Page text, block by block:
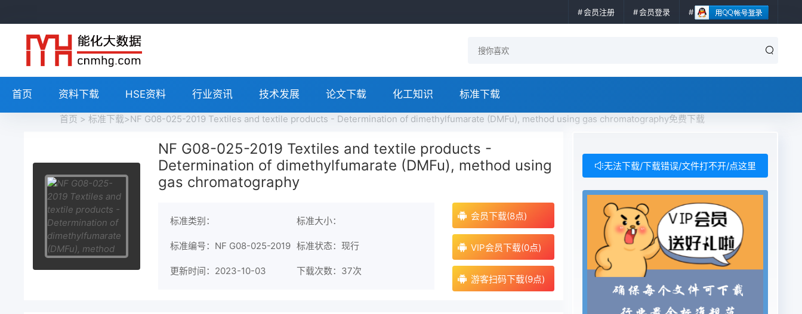
会员注册 会员登录
首页 资料下载 HSE资料 行业资讯 技术发展 论文下载 化工知识 标准下载
首页 > 标准下载>NF G08-025-2019 Textiles and textile products - Determination of dimethylfumarate (DMFu), method using gas chromatography免费下载
NF G08-025-2019 Textiles and textile products -
Determination of dimethylfumarate (DMFu), method using
gas chromatography
标准类别： 标准大小：
标准编号：NF G08-025-2019 标准状态：现行
更新时间：2023-10-03 下载次数： 37次
会员下载(8点)
VIP会员下载(0点)
游客扫码下载(9点)
无法下载/下载错误/文件打不开/点这里